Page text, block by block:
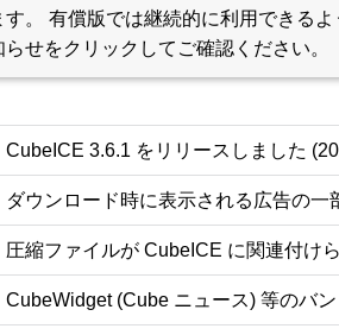
す。 有償版では継続的に利用できる
らせをクリックしてご確認ください。
CubeICE 3.6.1 をリリースしました
ダウンロード時に表示される広告の
圧縮ファイルが CubeICE に関連付け
CubeWidget (Cube ニュース) 等のバ